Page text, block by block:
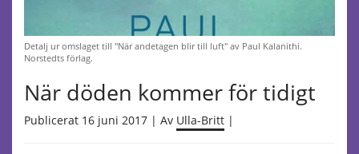
Detalj ur omslaget till "När andetagen blir till luft" av Paul Kalanithi.
Norstedts förlag.
När döden kommer för tidigt
Publicerat 16 juni 2017 | Av Ulla-Britt |